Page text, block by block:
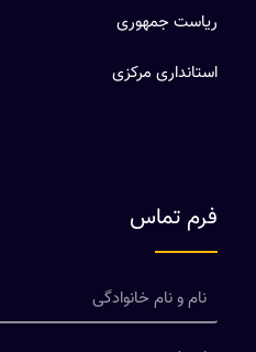
ریاست جمهوری
استانداری مرکزی
فرم تماس